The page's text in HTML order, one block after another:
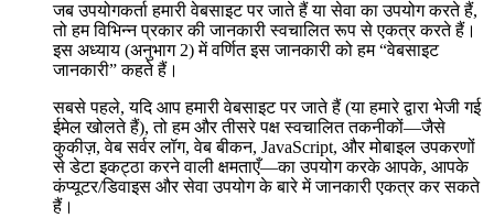
जब उपयोगकर्ता हमारी वेबसाइट पर जाते हैं या सेवा का उपयोग करते हैं,
तो हम विभिन्न प्रकार की जानकारी स्वचालित रूप से एकत्र करते हैं।
इस अध्याय (अनुभाग 2) में वर्णित इस जानकारी को हम “वेबसाइट
जानकारी” कहते हैं।
सबसे पहले, यदि आप हमारी वेबसाइट पर जाते हैं (या हमारे द्वारा भेजी गई
ईमेल खोलते हैं), तो हम और तीसरे पक्ष स्वचालित तकनीकों—जैसे
कुकीज़, वेब सर्वर लॉग, वेब बीकन, JavaScript, और मोबाइल उपकरणों
से डेटा इकट्ठा करने वाली क्षमताएँ—का उपयोग करके आपके, आपके
कंप्यूटर/डिवाइस और सेवा उपयोग के बारे में जानकारी एकत्र कर सकते
हैं।